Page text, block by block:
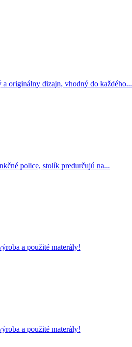
originálny dizajn, vhodný do každého...
police, stolík predurčujú na...
a použité materály!
a použité materály!